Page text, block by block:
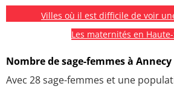
Villes où il est difficile de voir
Les maternités en
Nombre de sage-femmes à Annecy
Avec 28 sage-femmes et une